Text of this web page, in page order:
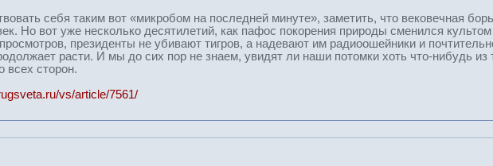
себя таким вот «микробом на последней минуте», заметить, что вековечная
Но вот уже несколько десятилетий, как пафос покорения природы сменился
президенты не убивают тигров, а надевают им радиоошейники и
расти. И мы до сих пор не знаем, увидят ли наши потомки хоть что-нибудь из
всех сторон.
vs/article/7561/